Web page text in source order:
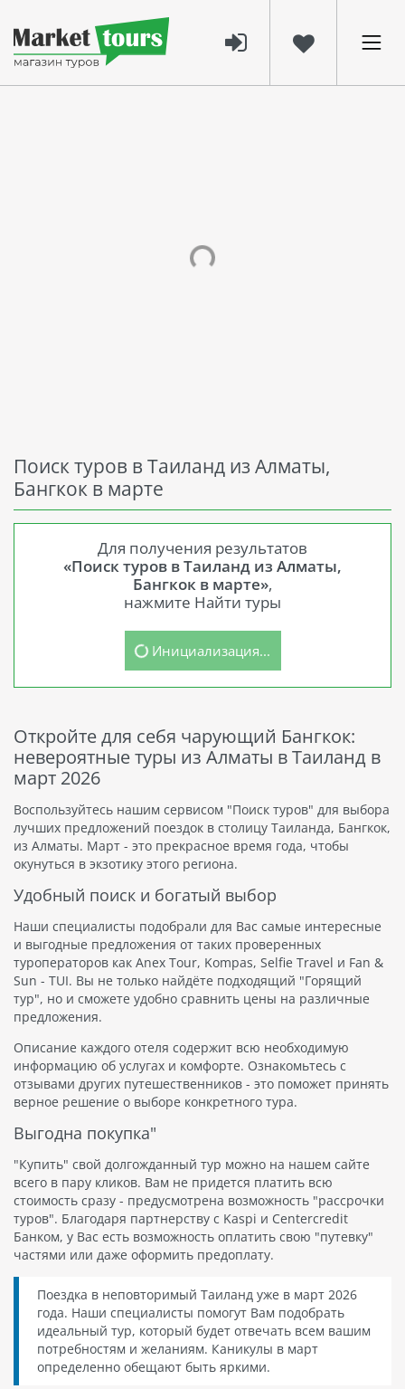
Поиск туров в Таиланд из Алматы,
Бангкок в марте
Для получения результатов
«Поиск туров в Таиланд из Алматы,
Бангкок в марте»,
нажмите Найти туры
Инициализация...
Откройте для себя чарующий Бангкок:
невероятные туры из Алматы в Таиланд в
март 2026
Воспользуйтесь нашим сервисом "Поиск туров" для выбора
лучших предложений поездок в столицу Таиланда, Бангкок,
из Алматы. Март - это прекрасное время года, чтобы
окунуться в экзотику этого региона.
Удобный поиск и богатый выбор
Наши специалисты подобрали для Вас самые интересные
и выгодные предложения от таких проверенных
туроператоров как Anex Tour, Kompas, Selfie Travel и Fan &
Sun - TUI. Вы не только найдёте подходящий "Горящий
тур", но и сможете удобно сравнить цены на различные
предложения.
Описание каждого отеля содержит всю необходимую
информацию об услугах и комфорте. Ознакомьтесь с
отзывами других путешественников - это поможет принять
верное решение о выборе конкретного тура.
Выгодна покупка"
"Купить" свой долгожданный тур можно на нашем сайте
всего в пару кликов. Вам не придется платить всю
стоимость сразу - предусмотрена возможность "рассрочки
туров". Благодаря партнерству с Kaspi и Centercredit
Банком, у Вас есть возможность оплатить свою "путевку"
частями или даже оформить предоплату.
Поездка в неповторимый Таиланд уже в март 2026
года. Наши специалисты помогут Вам подобрать
идеальный тур, который будет отвечать всем вашим
потребностям и желаниям. Каникулы в март
определенно обещают быть яркими.